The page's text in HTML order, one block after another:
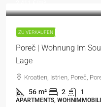
ZU VERKAUFEN
Poreč | Wohnung Im
Lage
Kroatien, Istrien, Poreč,
56 m² 2 1
APARTMENTS,